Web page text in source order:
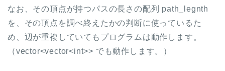
なお、その頂点が持つパスの長さの配列 path_legnth
を、その頂点を調べ終えたかの判断に使っているた
め、辺が重複していてもプログラムは動作します。
（vector<vector<int>> でも動作します。）